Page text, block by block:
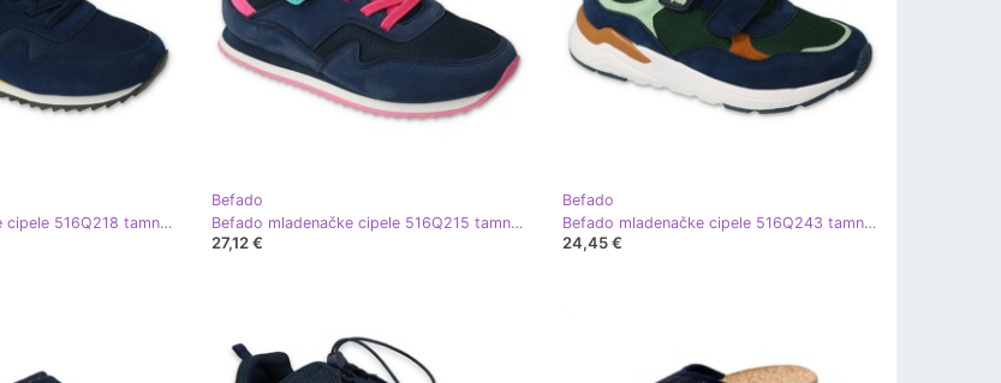
Befado mladenačke cipele 516Q218 tamnoplava žuta boja
Befado
Befado mladenačke cipele 516Q215 tamnoplava ružičasta
27,12 €
Befado
Befado mladenačke cipele 516Q243 tamnoplava zelena
24,45 €